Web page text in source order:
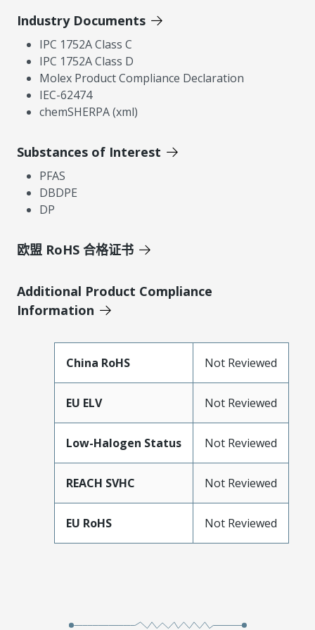
Industry Documents
IPC 1752A Class C
IPC 1752A Class D
Molex Product Compliance Declaration
IEC-62474
chemSHERPA (xml)
Substances of Interest
PFAS
DBDPE
DP
欧盟 RoHS 合格证书
Additional Product Compliance
Information
China RoHS Not Reviewed
EU ELV Not Reviewed
Low-Halogen Status Not Reviewed
REACH SVHC Not Reviewed
EU RoHS Not Reviewed